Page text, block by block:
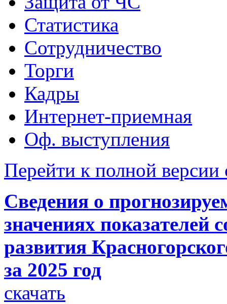
Статистика
Сотрудничество
Торги
Кадры
Интернет-приемная
Оф. выступления
Перейти к полной версии
Сведения о
значениях показателей
развития
за 2025 год
скачать